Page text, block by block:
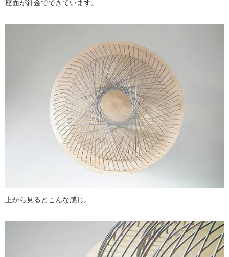
座面が針金でできています。
上から見るとこんな感じ。